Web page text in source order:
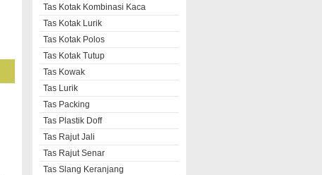
Tas Kotak Kombinasi Kaca
Tas Kotak Lurik
Tas Kotak Polos
Tas Kotak Tutup
Tas Kowak
Tas Lurik
Tas Packing
Tas Plastik Doff
Tas Rajut Jali
Tas Rajut Senar
Tas Slang Keranjang